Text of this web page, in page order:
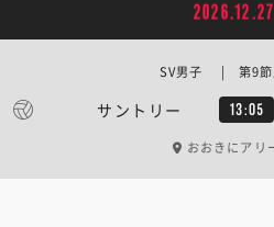
2026.12.27
サントリー 13:05
SV男子 | 第9節
おおきにアリ